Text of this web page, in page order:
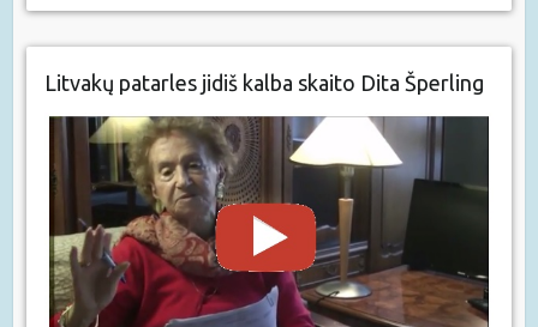
Litvakų patarles jidiš kalba skaito Dita Šperling